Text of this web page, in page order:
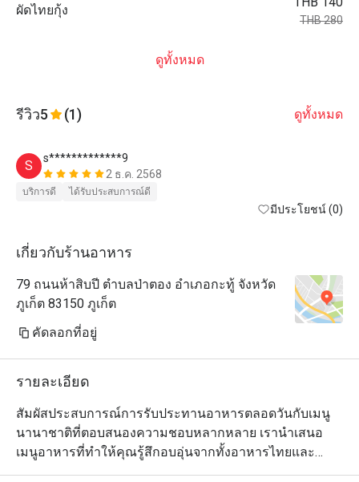
ผัดไทยกุ้ง
THB 280
ดูทั้งหมด
รีวิว5 (1) ดูทั้งหมด
S
s*************9
2 ธ.ค. 2568
บริการดี ได้รับประสบการณ์ดี
มีประโยชน์ (0)
เกี่ยวกับร้านอาหาร
79 ถนนห้าสิบปี ตำบลป่าตอง อำเภอกะทู้ จังหวัด
ภูเก็ต 83150 ภูเก็ต
คัดลอกที่อยู่
รายละเอียด
สัมผัสประสบการณ์การรับประทานอาหารตลอดวันกับเมนู
นานาชาติที่ตอบสนองความชอบหลากหลาย เรานำเสนอ
เมนูอาหารที่ทำให้คุณรู้สึกอบอุ่นจากทั้งอาหารไทยและ
อาหารตะวันตก ไม่ว่าคุณจะอยากลิ้มรสชาติอันเข้มข้นของ